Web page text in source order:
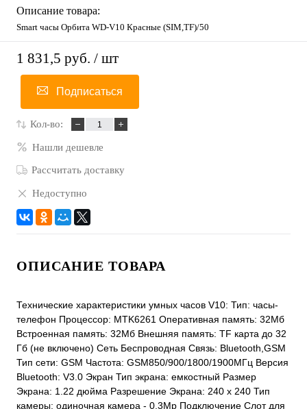
Описание товара:
Smart часы Орбита WD-V10 Красные (SIM,TF)/50
1 831,5 руб. / шт
Подписаться
Кол-во:
Нашли дешевле
Рассчитать доставку
Недоступно
ОПИСАНИЕ ТОВАРА
Технические характеристики умных часов V10: Тип: часы-
телефон Процессор: MTK6261 Оперативная память: 32Мб
Встроенная память: 32Мб Внешняя память: TF карта до 32
Гб (не включено) Сеть Беспроводная Связь: Bluetooth,GSM
Тип сети: GSM Частота: GSM850/900/1800/1900МГц Версия
Bluetooth: V3.0 Экран Тип экрана: емкостный Размер
Экрана: 1.22 дюйма Разрешение Экрана: 240 x 240 Тип
камеры: одиночная камера - 0.3Mp Подключение Слот для